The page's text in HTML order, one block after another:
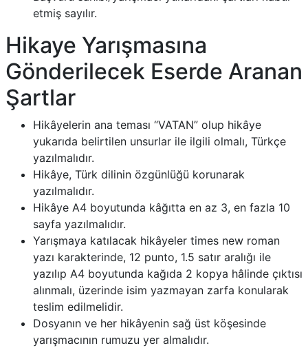
etmiş sayılır.
Hikaye Yarışmasına
Gönderilecek Eserde Aranan
Şartlar
Hikâyelerin ana teması “VATAN” olup hikâye
yukarıda belirtilen unsurlar ile ilgili olmalı, Türkçe
yazılmalıdır.
Hikâye, Türk dilinin özgünlüğü korunarak
yazılmalıdır.
Hikâye A4 boyutunda kâğıtta en az 3, en fazla 10
sayfa yazılmalıdır.
Yarışmaya katılacak hikâyeler times new roman
yazı karakterinde, 12 punto, 1.5 satır aralığı ile
yazılıp A4 boyutunda kağıda 2 kopya hâlinde çıktısı
alınmalı, üzerinde isim yazmayan zarfa konularak
teslim edilmelidir.
Dosyanın ve her hikâyenin sağ üst köşesinde
yarışmacının rumuzu yer almalıdır.